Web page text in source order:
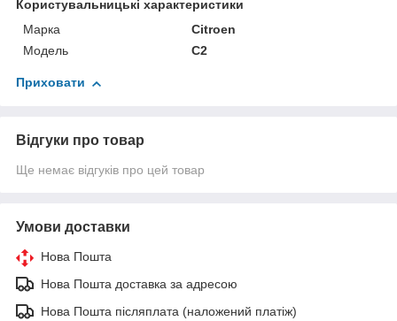
Користувальницькі характеристики
Марка
Citroen
Мoдель
C2
Приховати
Відгуки про товар
Ще немає відгуків про цей товар
Умови доставки
Нова Пошта
Нова Пошта доставка за адресою
Нова Пошта післяплата (наложений платіж)